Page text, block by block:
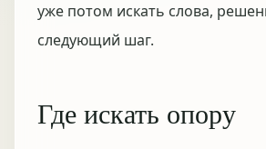
уже потом искать слова,
следующий шаг.
Где искать опору